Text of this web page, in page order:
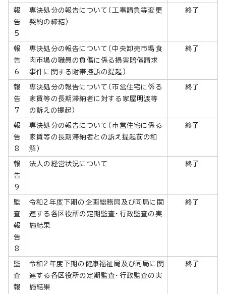
報
告
5
専決処分の報告について（工事請負等変更
契約の締結）
終了
報
告
6
専決処分の報告について（中央卸売市場食
肉市場の職員の負傷に係る損害賠償請求
事件に関する附帯控訴の提起）
終了
報
告
7
専決処分の報告について（市営住宅に係る
家賃等の長期滞納者に対する家屋明渡等
の訴えの提起）
終了
報
告
8
専決処分の報告について（市営住宅に係る
家賃等の長期滞納者との訴え提起前の和
解）
終了
報
告
9
法人の経営状況について 終了
監
査
報
告
8
令和2年度下期の企画総務局及び同局に関
連する各区役所の定期監査・行政監査の実
施結果
終了
監
査
報
令和2年度下期の健康福祉局及び同局に関
連する各区役所の定期監査・行政監査の実
施結果
終了